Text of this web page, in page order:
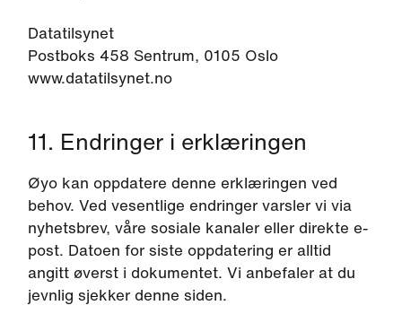
Datatilsynet
Postboks 458 Sentrum, 0105 Oslo
www.datatilsynet.no
11. Endringer i erklæringen
Øyo kan oppdatere denne erklæringen ved
behov. Ved vesentlige endringer varsler vi via
nyhetsbrev, våre sosiale kanaler eller direkte e-
post. Datoen for siste oppdatering er alltid
angitt øverst i dokumentet. Vi anbefaler at du
jevnlig sjekker denne siden.